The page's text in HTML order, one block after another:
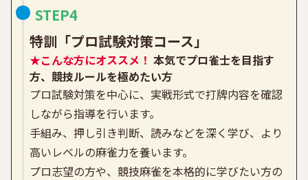
STEP4
特訓 「プロ試験対策コース」
★こんな方にオススメ！ 本気でプロ雀士を目指す
方、競技ルールを極めたい方
プロ試験対策を中心に、実戦形式で打牌内容を確認
しながら指導を行います。
手組み、押し引き判断、読みなどを深く学び、より
高いレベルの麻雀力を養います。
プロ志望の方や、競技麻雀を本格的に学びたい方の